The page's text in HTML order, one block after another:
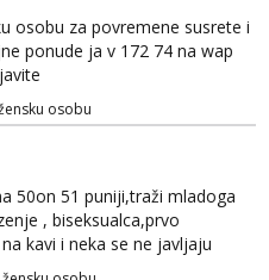
osobu za povremene susrete i
ponude ja v 172 74 na wap
osobu
50on 51 puniji,traži mladoga
, biseksualca,prvo
kavi i neka se ne javljaju